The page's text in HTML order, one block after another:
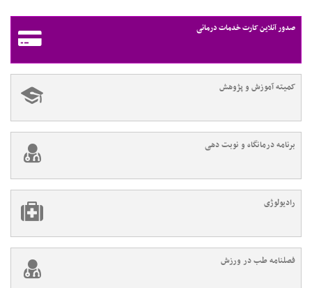
صدور آنلاین کارت خدمات درمانی
کمیته آموزش و پژوهش
برنامه درمانگاه و نوبت دهی
رادیولوژی
فصلنامه طب در ورزش